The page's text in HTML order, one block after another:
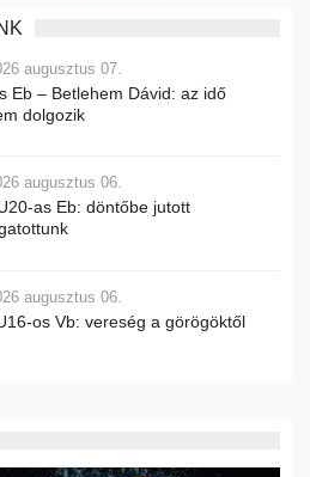
augusztus 07.
Eb – Betlehem Dávid: az idő
dolgozik
augusztus 06.
as Eb: döntőbe jutott
augusztus 06.
os Vb: vereség a görögöktől